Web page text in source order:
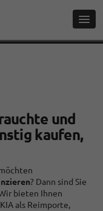
und
kaufen,
? Dann sind Sie
bieten Ihnen
als Reimporte,